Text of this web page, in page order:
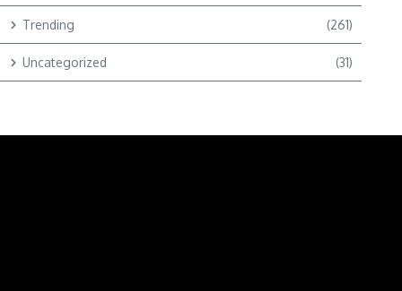
Trending (261)
Uncategorized (31)